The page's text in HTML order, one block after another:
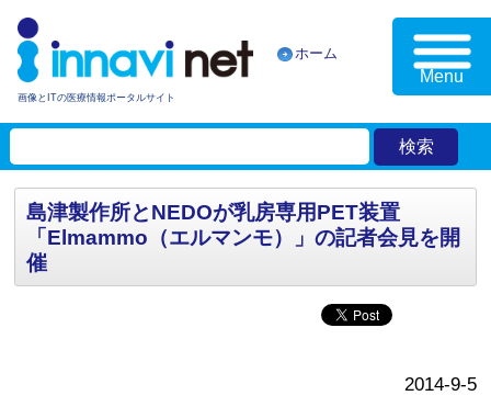
画像とITの医療情報ポータルサイト
ホーム
Menu
島津製作所とNEDOが乳房専用PET装置
「Elmammo（エルマンモ）」の記者会見を開
催
2014-9-5